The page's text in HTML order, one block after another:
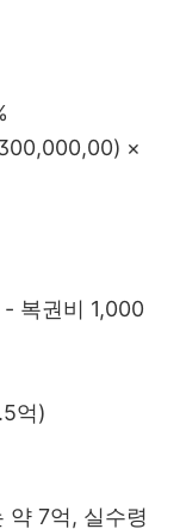
×
복권비 1,000
억)
약 7억, 실수령